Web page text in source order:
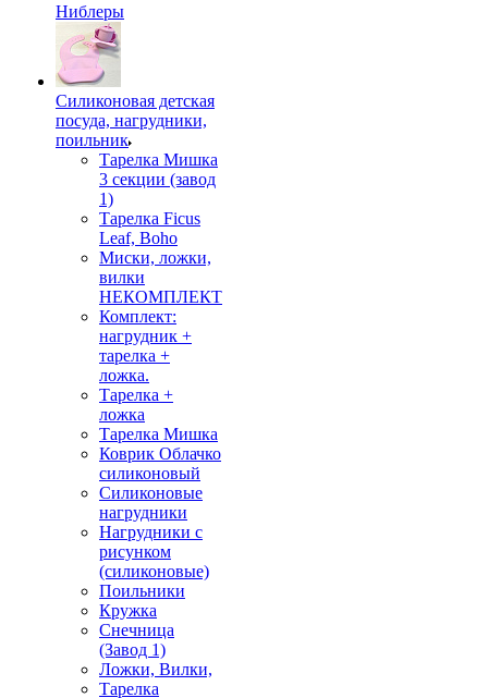
Ниблеры
Силиконовая детская
посуда, нагрудники,
поильник
Тарелка Мишка
3 секции (завод
1)
Тарелка Ficus
Leaf, Boho
Миски, ложки,
вилки
НЕКОМПЛЕКТ
Комплект:
нагрудник +
тарелка +
ложка.
Тарелка +
ложка
Тарелка Мишка
Коврик Облачко
силиконовый
Силиконовые
нагрудники
Нагрудники с
рисунком
(силиконовые)
Поильники
Кружка
Снечница
(Завод 1)
Ложки, Вилки,
Тарелка